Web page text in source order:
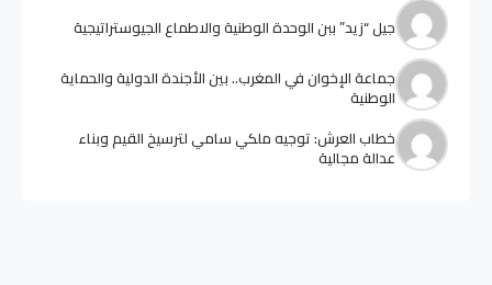
جيل “زيد” ببن الوحدة الوطنية والاطماع الجيوستراتيجية
جماعة الإخوان في المغرب.. بين الأجندة الدولية والحماية
الوطنية
خطاب العرش: توجيه ملكي سامي لترسيخ القيم وبناء
عدالة مجالية